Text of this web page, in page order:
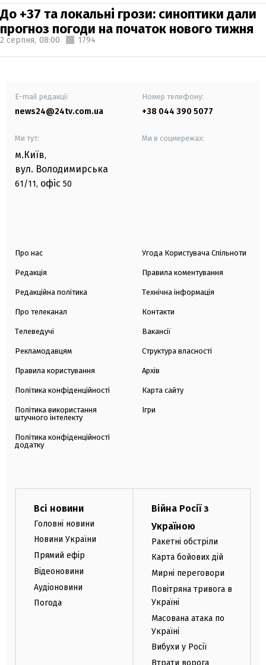
До +37 та локальні грози: синоптики дали
прогноз погоди на початок нового тижня
2 серпня, 08:00 1794
E-mail редакції
news24@24tv.com.ua
Номер телефону:
+38 044 390 5077
Ми тут:
м.Київ,
вул. Володимирська
61/11, офіс 50
Ми в соцмережах:
Про нас
Редакція
Редакційна політика
Про телеканал
Телеведучі
Рекламодавцям
Правила користування
Політика конфіденційності
Політика використання
штучного інтелекту
Політика конфіденційності
додатку
Угода Користувача Спільноти
Правила коментування
Технічна інформація
Контакти
Вакансії
Структура власності
Архів
Карта сайту
Ігри
Всі новини
Головні новини
Новини України
Прямий ефір
Відеоновини
Аудіоновини
Погода
Війна Росії з
Україною
Ракетні обстріли
Карта бойових дій
Мирні переговори
Повітряна тривога в
Україні
Масована атака по
Україні
Вибухи у Росії